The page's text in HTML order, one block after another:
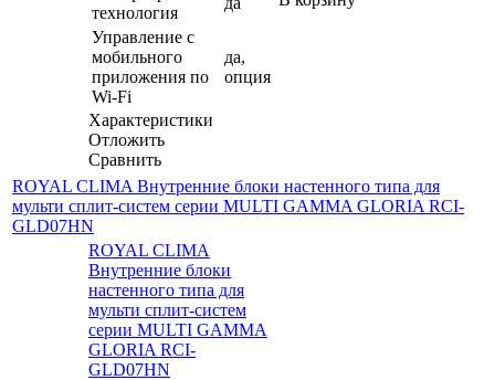
технология
Управление c
мобильного
приложения по
Wi-Fi
да,
опция
Характеристики
Отложить
Сравнить
ROYAL CLIMA Внутренние блоки настенного типа для
мульти сплит-систем серии MULTI GAMMA GLORIA RCI-
GLD07HN
ROYAL CLIMA
Внутренние блоки
настенного типа для
мульти сплит-систем
серии MULTI GAMMA
GLORIA RCI-
GLD07HN